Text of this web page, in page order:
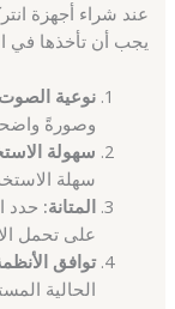
عند شراء أجهزة
يجب أن تأخذها في
نوعية
وصورةً
سهولة
سهلة
المتانة: حدد
على تحمل
توافق
الحالية